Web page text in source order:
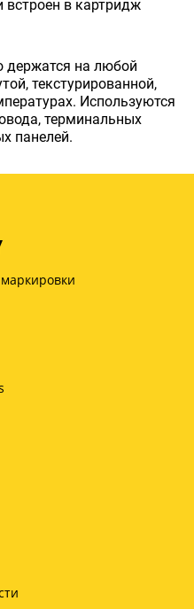
встроен в картридж
держатся на любой
текстурированной,
Используются
терминальных
панелей.